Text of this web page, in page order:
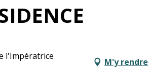
l'Impératrice
M'y rendre